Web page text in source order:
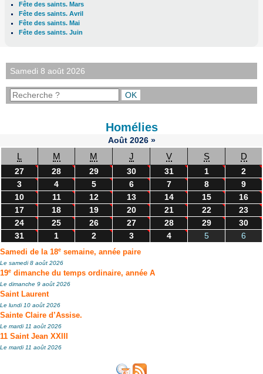
Fête des saints. Mars
Fête des saints. Avril
Fête des saints. Mai
Fête des saints. Juin
Samedi 8 août 2026
Homélies
Août 2026 »
L M M J V S D
27 28 29 30 31 1
2
3
4 5 6 7 8
9
10
11 12 13 14 15
16
17
18 19 20 21 22
23
24
25 26 27 28 29
30
31
1 2 3 4 5 6
Samedi de la 18e semaine, année paire
Le samedi 8 août 2026
19e dimanche du temps ordinaire, année A
Le dimanche 9 août 2026
Saint Laurent
Le lundi 10 août 2026
Sainte Claire d’Assise.
Le mardi 11 août 2026
11 Saint Jean XXIII
Le mardi 11 août 2026